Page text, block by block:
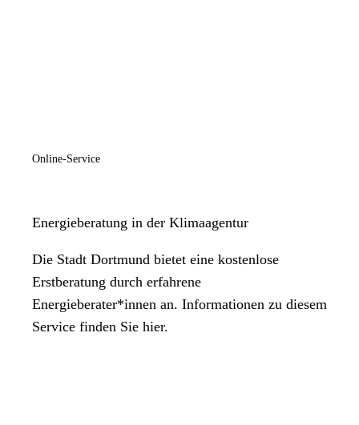
Online-Service
Energieberatung in der Klimaagentur
Die Stadt Dortmund bietet eine kostenlose
Erstberatung durch erfahrene
Energieberater*innen an. Informationen zu diesem
Service finden Sie hier.